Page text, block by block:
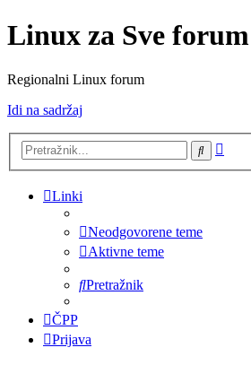
Linux za Sve forum
Regionalni Linux forum
Idi na sadržaj
Pretražnik
Linki
Neodgovorene teme
Aktivne teme
Pretražnik
ČPP
Prijava